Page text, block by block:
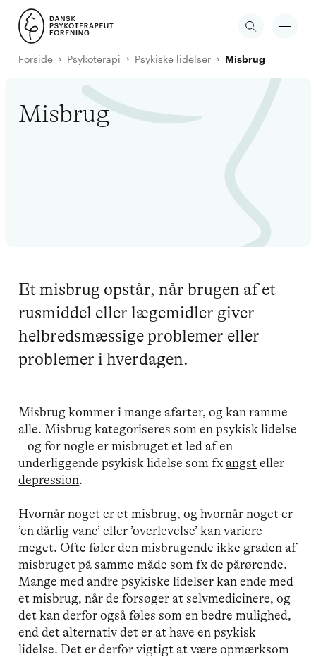
Forside Psykoterapi Psykiske lidelser Misbrug
Misbrug
Et misbrug opstår, når brugen af et
rusmiddel eller lægemidler giver
helbredsmæssige problemer eller
problemer i hverdagen.
Misbrug kommer i mange afarter, og kan ramme
alle. Misbrug kategoriseres som en psykisk lidelse
– og for nogle er misbruget et led af en
underliggende psykisk lidelse som fxangst eller
depression.
Hvornår noget er et misbrug, og hvornår noget er
’en dårlig vane’ eller ’overlevelse’ kan variere
meget. Ofte føler den misbrugende ikke graden af
misbruget på samme måde som fx de pårørende.
Mange med andre psykiske lidelser kan ende med
et misbrug, når de forsøger at selvmedicinere, og
det kan derfor også føles som en bedre mulighed,
end det alternativ det er at have en psykisk
lidelse. Det er derfor vigtigt at være opmærksom